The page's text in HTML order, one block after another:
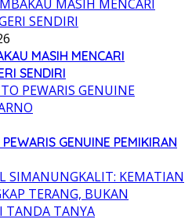
MASIH MENCARI
SENDIRI
GENUINE PEMIKIRAN